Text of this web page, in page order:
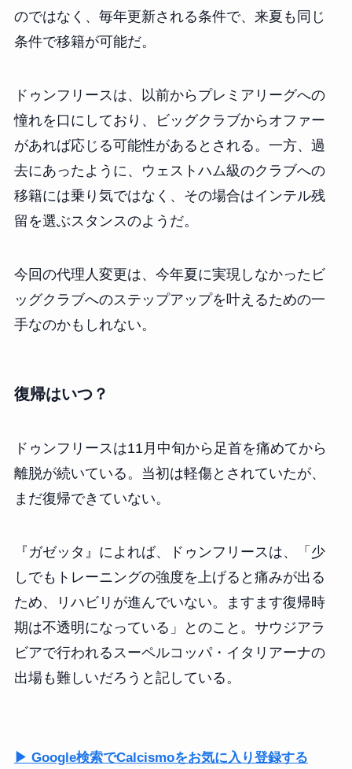
のではなく、毎年更新される条件で、来夏も同じ
条件で移籍が可能だ。
ドゥンフリースは、以前からプレミアリーグへの
憧れを口にしており、ビッグクラブからオファー
があれば応じる可能性があるとされる。一方、過
去にあったように、ウェストハム級のクラブへの
移籍には乗り気ではなく、その場合はインテル残
留を選ぶスタンスのようだ。
今回の代理人変更は、今年夏に実現しなかったビ
ッグクラブへのステップアップを叶えるための一
手なのかもしれない。
復帰はいつ？
ドゥンフリースは11月中旬から足首を痛めてから
離脱が続いている。当初は軽傷とされていたが、
まだ復帰できていない。
『ガゼッタ』によれば、ドゥンフリースは、「少
しでもトレーニングの強度を上げると痛みが出る
ため、リハビリが進んでいない。ますます復帰時
期は不透明になっている」とのこと。サウジアラ
ビアで行われるスーペルコッパ・イタリアーナの
出場も難しいだろうと記している。
▶ Google検索でCalcismoをお気に入り登録する